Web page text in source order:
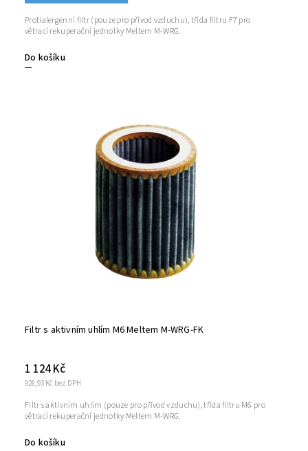
Do košíku
Protialergenní filtr (pouze pro přívod vzduchu), třída filtru F7 pro
větrací rekuperační jednotky Meltem M-WRG.
Filtr s aktivním uhlím M6 Meltem M-WRG-FK
928,93 Kč bez DPH
1 124 Kč
Do košíku
Filtr s aktivním uhlím (pouze pro přívod vzduchu), třída filtru M6 pro
větrací rekuperační jednotky Meltem M-WRG.